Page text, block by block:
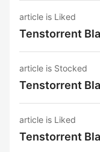
article is Liked
Tenstorrent
article is Stocked
Tenstorrent
article is Liked
Tenstorrent